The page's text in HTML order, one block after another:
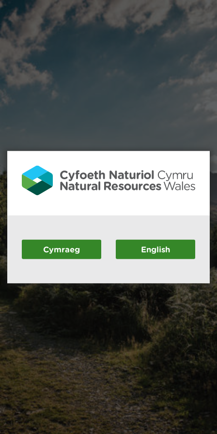
Cymraeg English